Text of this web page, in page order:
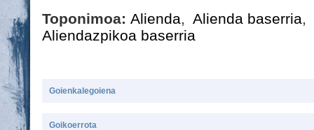
Toponimoa: Alienda, Alienda baserria,
Aliendazpikoa baserria
Goienkalegoiena
Goikoerrota